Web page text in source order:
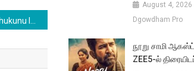
Nagarvalam – Isthukunu Irukuthu Video Song
August 4, 2026
Dgowdham Pro
நூறு சாமி
ZEE5-ல்